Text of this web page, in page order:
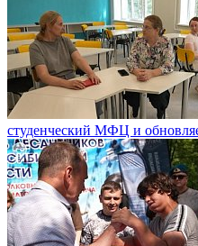
студенческий МФЦ и